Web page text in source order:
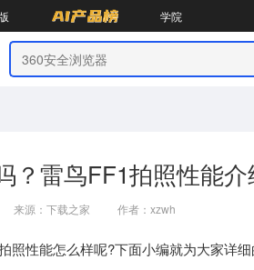
学院
？雷鸟FF1拍照性能介
来源：下载之家 作者：xzwh
性能怎么样呢?下面小编就为大家详